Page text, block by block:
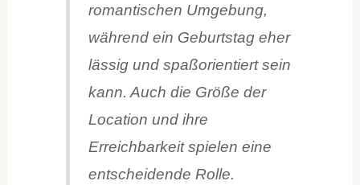
romantischen Umgebung,
während ein Geburtstag eher
lässig und spaßorientiert sein
kann. Auch die Größe der
Location und ihre
Erreichbarkeit spielen eine
entscheidende Rolle.